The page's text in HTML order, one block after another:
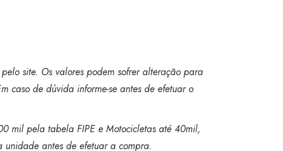
site. Os valores podem sofrer alteração para
caso de dúvida informe-se antes de efetuar o
mil pela tabela FIPE e Motocicletas até 40mil,
antes de efetuar a compra.